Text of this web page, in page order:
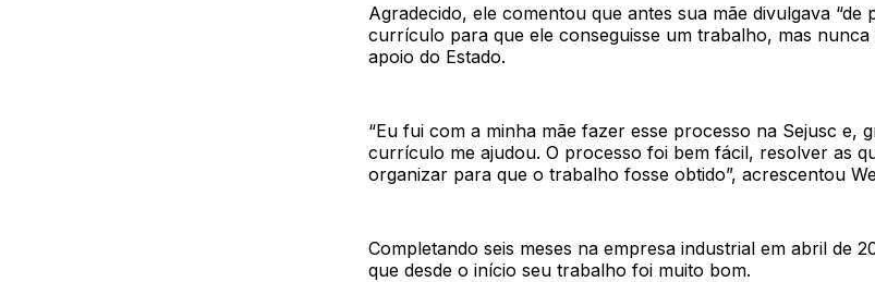
Agradecido, ele comentou que antes sua mãe divulgava “de
currículo para que ele conseguisse um trabalho, mas nunca
apoio do Estado.
“Eu fui com a minha mãe fazer esse processo na Sejusc e,
currículo me ajudou. O processo foi bem fácil, resolver as
organizar para que o trabalho fosse obtido”, acrescentou
Completando seis meses na empresa industrial em abril de
que desde o início seu trabalho foi muito bom.